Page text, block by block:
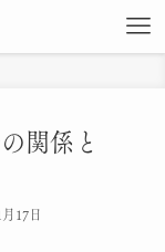
関係と
17日